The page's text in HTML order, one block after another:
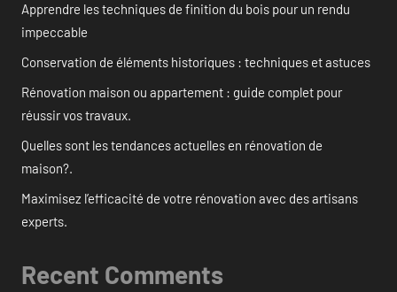
Apprendre les techniques de finition du bois pour un rendu
impeccable
Conservation de éléments historiques : techniques et astuces
Rénovation maison ou appartement : guide complet pour
réussir vos travaux.
Quelles sont les tendances actuelles en rénovation de
maison?.
Maximisez l’efficacité de votre rénovation avec des artisans
experts.
Recent Comments